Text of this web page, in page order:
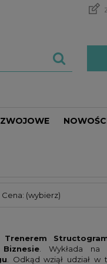
Cena: (wybierz)
Trenerem
. Wykłada
. Odkąd wziął udział w